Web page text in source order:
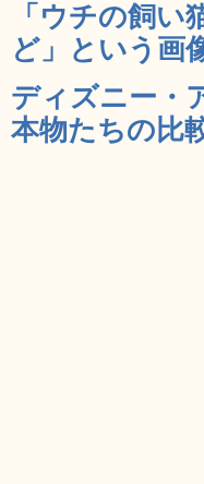
「ウチの飼
ど」という画
ディズニー・
本物たちの比